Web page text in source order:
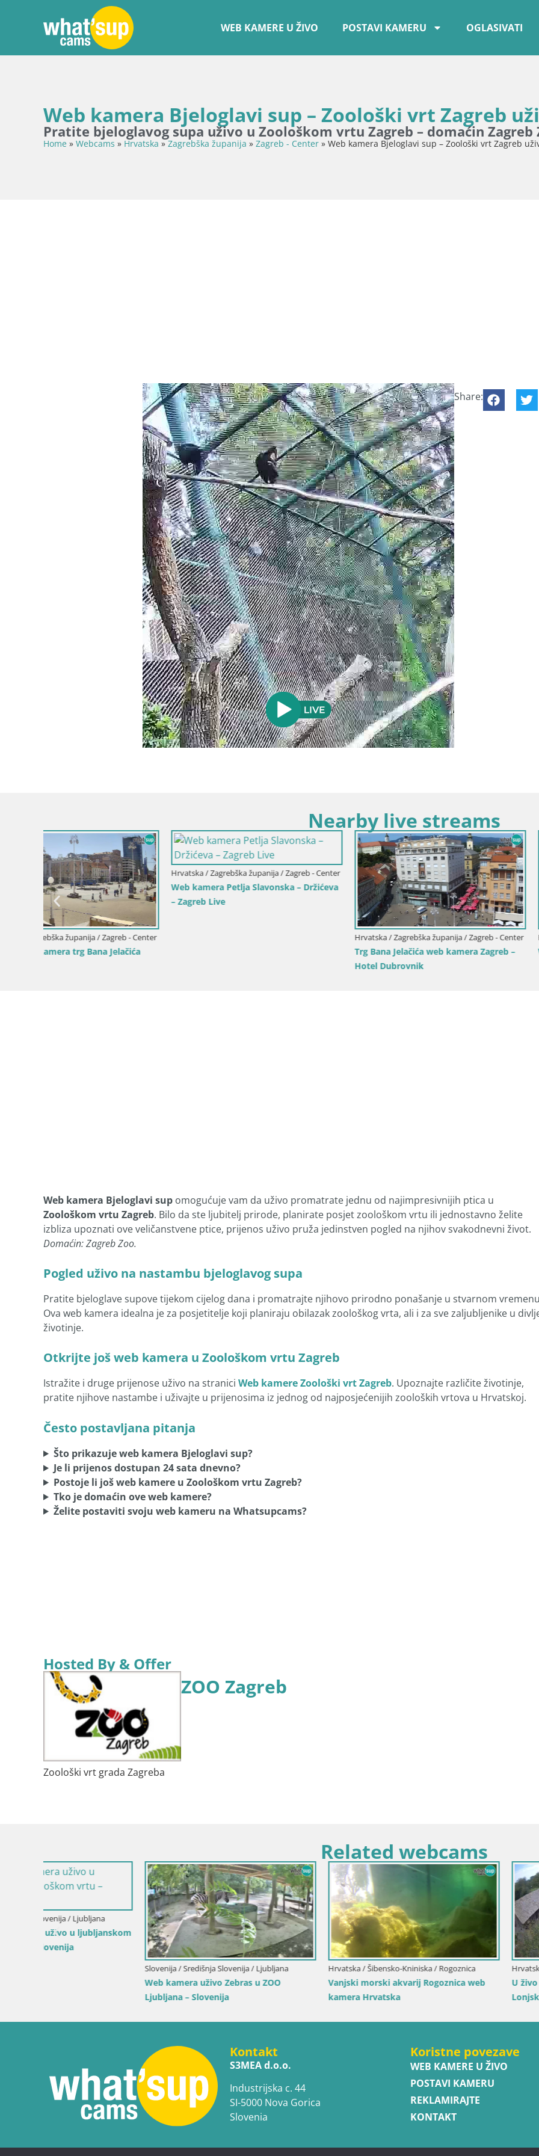
WEB KAMERE U ŽIVO POSTAVI KAMERU OGLASIVATI
Web kamera Bjeloglavi sup – Zoološki vrt Zagreb
Pratite bjeloglavog supa uživo u Zoološkom vrtu Zagreb – domaćin Zagreb
Home » Webcams » Hrvatska »Zagrebška županija » Zagreb - Center » Web kamera Bjeloglavi sup – Zoološki vrt Zagreb
Share:
Nearby live streams
Hrvatska / Zagrebška županija / Zagreb - Center
Trg Bana Jelačića web kamera Zagreb –
Hrvatska / Zagrebška županija / Jastrebarsko
Web kamera Japetić – Jastrebarsko
Hrvatska / Zagrebška županija /
Web kamera Perivoj dvorac
Jastrebarskom
Web kamera Bjeloglavi sup omogućuje vam da uživo promatrate jednu od najimpresivnijih ptica u
Zoološkom vrtu Zagreb. Bilo da ste ljubitelj prirode, planirate posjet zoološkom vrtu ili jednostavno želite
izbliza upoznati ove veličanstvene ptice, prijenos uživo pruža jedinstven pogled na njihov svakodnevni život.
Domaćin: Zagreb Zoo.
Pogled uživo na nastambu bjeloglavog supa
Pratite bjeloglave supove tijekom cijelog dana i promatrajte njihovo prirodno ponašanje u stvarnom
Ova web kamera idealna je za posjetitelje koji planiraju obilazak zoološkog vrta, ali i za sve zaljubljenike u
životinje.
Otkrijte još web kamera u Zoološkom vrtu Zagreb
Istražite i druge prijenose uživo na stranici Web kamere Zoološki vrt Zagreb. Upoznajte različite životinje,
pratite njihove nastambe i uživajte u prijenosima iz jednog od najposjećenijih zooloških vrtova u Hrvatskoj.
Često postavljana pitanja
Što prikazuje web kamera Bjeloglavi sup?
Je li prijenos dostupan 24 sata dnevno?
Postoje li još web kamere u Zoološkom vrtu Zagreb?
Tko je domaćin ove web kamere?
Želite postaviti svoju web kameru na Whatsupcams?
Hosted By & Offer
ZOO Zagreb
Zoološki vrt grada Zagreba
Related webcams
Hrvatska / Sisačko-Moslavačka / Jasenovac
U živo Europsko selo roda – Park prirode
Hrvatska / Karlovačka / Karlovac
AQUATIKA Karlovac – SLATKOVODNI
Akvarij web kamera
Slovenija / Središnja Slovenija /
Navadni vari u živo –
Kontakt
S3MEA d.o.o.
Industrijska c. 44
SI-5000 Nova Gorica
Slovenia
Koristne povezave
WEB KAMERE U ŽIVO
POSTAVI KAMERU
REKLAMIRAJTE
KONTAKT